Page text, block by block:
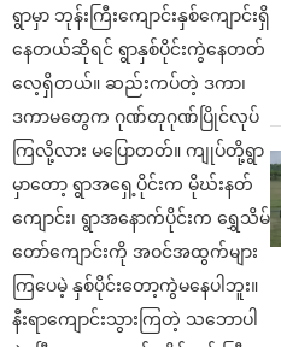
ရွာမှာ ဘုန်းကြီးကျောင်းနှစ်ကျောင်းရှိ
နေတယ်ဆိုရင် ရွာနှစ်ပိုင်းကွဲနေတတ်
လေ့ရှိတယ်။ ဆည်းကပ်တဲ့ ဒကာ၊
ဒကာမတွေက ဂုဏ်တုဂုဏ်ပြိုင်လုပ်
ကြလို့လား မပြောတတ်။ ကျုပ်တို့ရွာ
မှာတော့ ရွာအရှေ့ပိုင်းက မိုဃ်းနတ်
ကျောင်း၊ ရွာအနောက်ပိုင်းက ရွှေသိမ်
တော်ကျောင်းကို အဝင်အထွက်များ
ကြပေမဲ့ နှစ်ပိုင်းတော့ကွဲမနေပါဘူး။
နီးရာကျောင်းသွားကြတဲ့ သဘောပါ